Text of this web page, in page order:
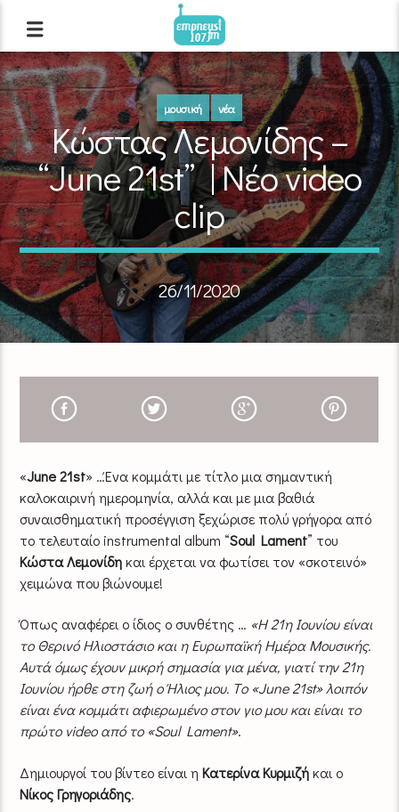
μουσική νέα
Κώστας Λεμονίδης –
“June 21st” | Νέο video
clip
26/11/2020
«June 21st» …Ένα κομμάτι με τίτλο μια σημαντική
καλοκαιρινή ημερομηνία, αλλά και με μια βαθιά
συναισθηματική προσέγγιση ξεχώρισε πολύ γρήγορα από
το τελευταίο instrumental album “Soul Lament” του
Κώστα Λεμονίδηκαι έρχεται να φωτίσει τον «σκοτεινό»
χειμώνα που βιώνουμε!
Όπως αναφέρει ο ίδιος ο συνθέτης … «Η 21η Ιουνίου είναι
το Θερινό Ηλιοστάσιο και η Ευρωπαϊκή Ημέρα Μουσικής.
Αυτά όμως έχουν μικρή σημασία για μένα, γιατί την 21η
Ιουνίου ήρθε στη ζωή ο Ήλιος μου. Τo «June 21st» λοιπόν
είναι ένα κομμάτι αφιερωμένο στον γιο μου και είναι το
πρώτο video από το «Soul Lament».
Δημιουργοί του βίντεο είναι η Κατερίνα Κυρμιζήκαι ο
Νίκος Γρηγοριάδης.